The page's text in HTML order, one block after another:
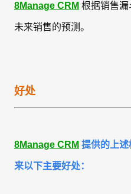
8Manage CRM 根据销售
未来销售的预测。
好处
8Manage CRM 提供的上
来以下主要好处：